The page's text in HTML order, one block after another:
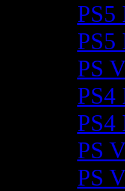
PS5
PS5
PS
PS4
PS4
PS
PS